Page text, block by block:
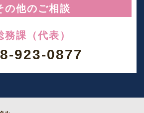
の他のご相談
務課（代表）
923-0877